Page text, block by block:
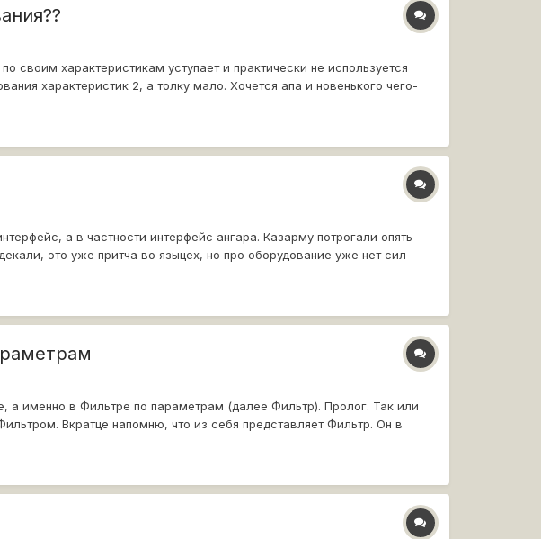
своим характеристикам уступает и практически не используется
характеристик 2, а толку мало. Хочется апа и новенького чего-
а в частности интерфейс ангара. Казарму потрогали опять
это уже притча во языцех, но про оборудование уже нет сил
а именно в Фильтре по параметрам (далее Фильтр). Пролог. Так или
Вкратце напомню, что из себя представляет Фильтр. Он в